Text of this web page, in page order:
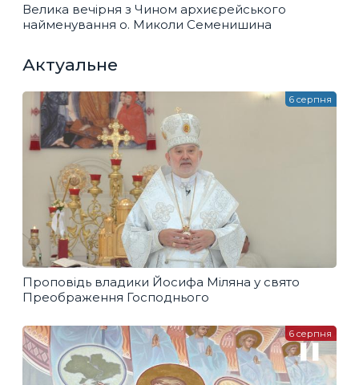
Велика вечірня з Чином архиєрейського
найменування о. Миколи Семенишина
Актуальне
Проповідь владики Йосифа Міляна у свято
Преображення Господнього
6 серпня
6 серпня